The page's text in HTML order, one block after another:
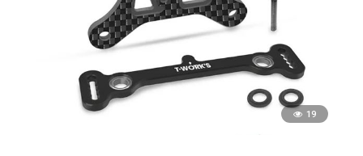
19